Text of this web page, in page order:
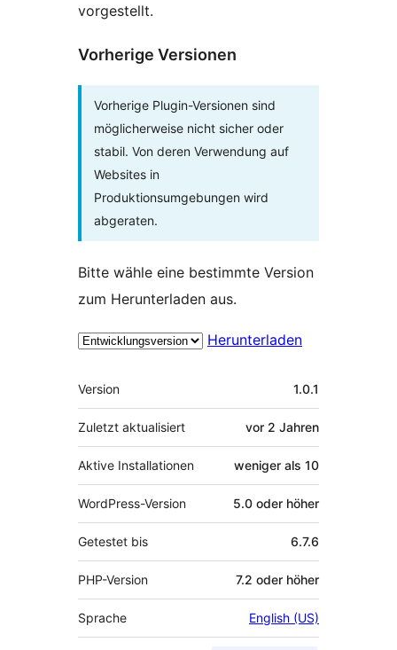
vorgestellt.
Vorherige Versionen
Vorherige Plugin-Versionen sind
möglicherweise nicht sicher oder
stabil. Von deren Verwendung auf
Websites in
Produktionsumgebungen wird
abgeraten.
Bitte wähle eine bestimmte Version
zum Herunterladen aus.
Herunterladen
Meta
Version 1.0.1
Zuletzt aktualisiert vor 2 Jahren
Aktive Installationen weniger als 10
WordPress-Version 5.0 oder höher
Getestet bis 6.7.6
PHP-Version 7.2 oder höher
Sprache English (US)